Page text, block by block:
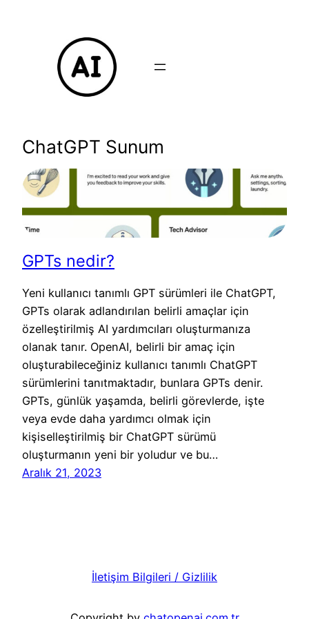
ChatGPT Sunum
GPTs nedir?
Yeni kullanıcı tanımlı GPT sürümleri ile ChatGPT,
GPTs olarak adlandırılan belirli amaçlar için
özelleştirilmiş AI yardımcıları oluşturmanıza
olanak tanır. OpenAI, belirli bir amaç için
oluşturabileceğiniz kullanıcı tanımlı ChatGPT
sürümlerini tanıtmaktadır, bunlara GPTs denir.
GPTs, günlük yaşamda, belirli görevlerde, işte
veya evde daha yardımcı olmak için
kişiselleştirilmiş bir ChatGPT sürümü
oluşturmanın yeni bir yoludur ve bu…
Aralık 21, 2023
İletişim Bilgileri / Gizlilik